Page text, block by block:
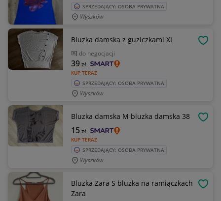
SPRZEDAJĄCY: OSOBA PRYWATNA
Wyszków
Bluzka damska z guziczkami XL
do negocjacji
KUP TERAZ
39zł
SPRZEDAJĄCY: OSOBA PRYWATNA
Wyszków
Bluzka damska M bluzka damska 38
KUP TERAZ
15zł
SPRZEDAJĄCY: OSOBA PRYWATNA
Wyszków
Bluzka Zara S bluzka na ramiączkach
Zara